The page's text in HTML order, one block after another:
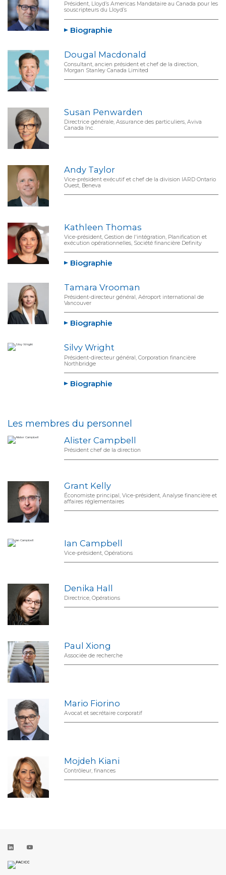
Président, Lloyd’s Americas Mandataire au Canada pour les
souscripteurs du Lloyd’s
Biographie
Dougal Macdonald
Consultant, ancien président et chef de la direction,
Morgan Stanley Canada Limited
Susan Penwarden
Directrice générale, Assurance des particuliers, Aviva
Canada Inc.
Andy Taylor
Vice-président exécutif et chef de la division IARD Ontario
Ouest, Beneva
Kathleen Thomas
Vice-président, Gestion de l'intégration, Planification et
exécution opérationnelles, Société financière Definity
Biographie
Tamara Vrooman
Président-directeur général, Aéroport international de
Vancouver
Biographie
Silvy Wright
Président-directeur général, Corporation financière
Northbridge
Biographie
Les membres du personnel
Alister Campbell
Président chef de la direction
Grant Kelly
Économiste principal, Vice-président, Analyse financière et
affaires réglementaires
Ian Campbell
Vice-président, Opérations
Denika Hall
Directrice, Opérations
Paul Xiong
Associée de recherche
Mario Fiorino
Avocat et secrétaire corporatif
Mojdeh Kiani
Contrôleur, finances